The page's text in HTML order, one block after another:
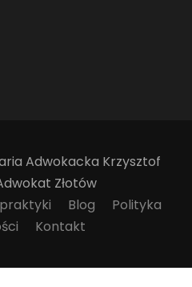
Adwokacka Krzysztof
Złotów
Blog
Polityka
Kontakt